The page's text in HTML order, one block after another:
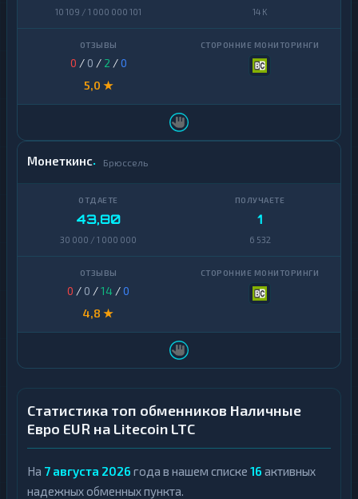
10 109 / 1 000 000 101 14 K
0 / 0 / 2 /0
5,0 ★
Монеткинс Брюссель
43,80
30 000 / 1 000 000
1
6 532
0 / 0 /14 /0
4,8 ★
Статистика топ обменников Наличные
Евро EUR на Litecoin LTC
На 7 августа 2026 года в нашем списке 16 активных
надежных обменных пункта.